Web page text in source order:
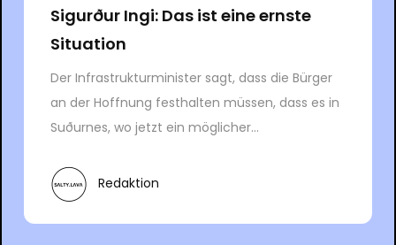
Sigurður Ingi: Das ist eine ernste
Situation
Der Infrastrukturminister sagt, dass die Bürger
an der Hoffnung festhalten müssen, dass es in
Suðurnes, wo jetzt ein möglicher...
Redaktion